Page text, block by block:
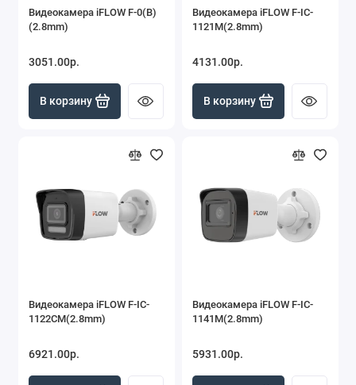
Видеокамера iFLOW F-0(B)
(2.8mm)
3051.00р.
В корзину
Видеокамера iFLOW F-IC-
1121M(2.8mm)
4131.00р.
В корзину
Видеокамера iFLOW F-IC-
1122CM(2.8mm)
6921.00р.
Видеокамера iFLOW F-IC-
1141M(2.8mm)
5931.00р.